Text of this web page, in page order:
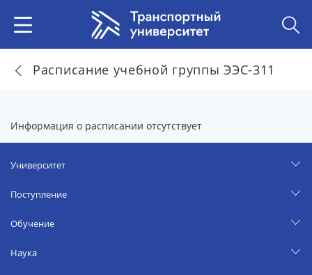
Расписание учебной группы ЭЭС-311
Информация о расписании отсутствует
Университет
Поступление
Обучение
Наука